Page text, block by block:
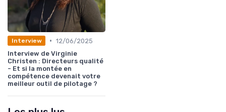
Interview • 12/06/2025
Interview de Virginie
Christen : Directeurs qualité
- Et si la montée en
compétence devenait votre
meilleur outil de pilotage ?